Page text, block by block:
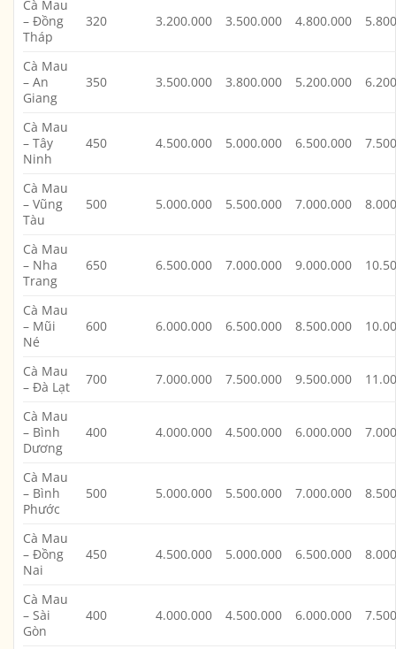
Cà Mau
– Đồng
Tháp
320 3.200.000 3.500.000 4.800.000
Cà Mau
– An
Giang
350 3.500.000 3.800.000 5.200.000
Cà Mau
– Tây
Ninh
450 4.500.000 5.000.000 6.500.000
Cà Mau
– Vũng
Tàu
500 5.000.000 5.500.000 7.000.000
Cà Mau
– Nha
Trang
650 6.500.000 7.000.000 9.000.000
Cà Mau
– Mũi
Né
600 6.000.000 6.500.000 8.500.000
Cà Mau
– Đà Lạt
700 7.000.000 7.500.000 9.500.000
Cà Mau
– Bình
Dương
400 4.000.000 4.500.000 6.000.000
Cà Mau
– Bình
Phước
500 5.000.000 5.500.000 7.000.000
Cà Mau
– Đồng
Nai
450 4.500.000 5.000.000 6.500.000
Cà Mau
– Sài
Gòn
400 4.000.000 4.500.000 6.000.000